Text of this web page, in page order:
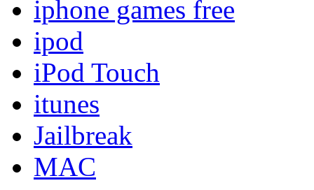
iphone games free
ipod
iPod Touch
itunes
Jailbreak
MAC